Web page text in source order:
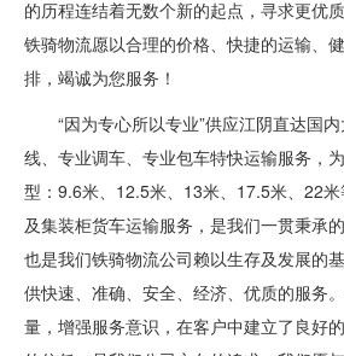
的历程连结着无数个新的起点，寻求更优
铁骑物流愿以合理的价格、快捷的运输、
排，竭诚为您服务！
“因为专心所以专业”供应江阴直达国
线、专业调车、专业包车特快运输服务，
型：9.6米、12.5米、13米、17.5米、22
及集装柜货车运输服务，是我们一贯秉承
也是我们铁骑物流公司赖以生存及发展的
供快速、准确、安全、经济、优质的服务
量，增强服务意识，在客户中建立了良好